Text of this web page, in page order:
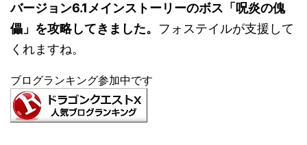
バージョン6.1メインストーリーのボス「呪炎の傀
儡」を攻略してきました。 フォステイルが支援して
くれますね。
ブログランキング参加中です